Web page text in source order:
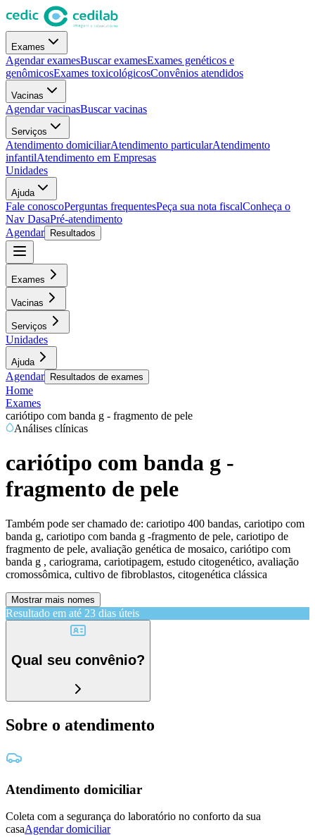
Exames
Agendar examesBuscar examesExames genéticos e
genômicosExames toxicológicosConvênios atendidos
Vacinas
Agendar vacinasBuscar vacinas
Serviços
Atendimento domiciliarAtendimento particularAtendimento
infantilAtendimento em Empresas
Unidades
Ajuda
Fale conoscoPerguntas frequentesPeça sua nota fiscalConheça o
Nav DasaPré-atendimento
Agendar
Resultados
Exames
Vacinas
Serviços
Unidades
Ajuda
Agendar Resultados de exames
Home
Exames
cariótipo com banda g - fragmento de pele
Análises clínicas
cariótipo com banda g -
fragmento de pele
Também pode ser chamado de: cariotipo 400 bandas, cariotipo com
banda g, cariotipo com banda g -fragmento de pele, cariotipo de
fragmento de pele, avaliação genética de mosaico, cariótipo com
banda g , cariograma, cariotipagem, estudo citogenético, avaliação
cromossômica, cultivo de fibroblastos, citogenética clássica
Mostrar mais nomes
Resultado em até 23 dias úteis
Qual seu convênio?
Sobre o atendimento
Atendimento domiciliar
Coleta com a segurança do laboratório no conforto da sua
casaAgendar domiciliar